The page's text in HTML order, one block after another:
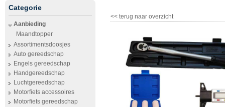
Categorie
Aanbieding
Maandtopper
Assortimentsdoosjes
Auto gereedschap
Engels gereedschap
Handgereedschap
Luchtgereedschap
Motorfiets accessoires
Motorfiets gereedschap
<< terug naar overzicht